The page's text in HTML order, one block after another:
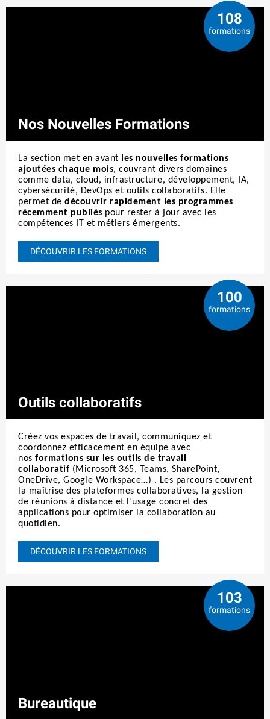
108
formations
Nos Nouvelles Formations
La section met en avant
les nouvelles formations
ajoutées chaque mois, couvrant divers domaines
comme data, cloud, infrastructure, développement, IA,
cybersécurité, DevOps et outils collaboratifs. Elle
permet de découvrir rapidement les programmes
récemment publiés pour rester à jour avec les
compétences IT et métiers émergents.
DÉCOUVRIR LES FORMATIONS
100
formations
Outils collaboratifs
Créez vos espaces de travail, communiquez et
coordonnez efficacement en équipe avec
nos formations sur les outils de travail
collaboratif (Microsoft 365, Teams, SharePoint,
OneDrive, Google Workspace…) . Les parcours couvrent
la maîtrise des plateformes collaboratives, la gestion
de réunions à distance et l’usage concret des
applications pour optimiser la collaboration au
quotidien.
DÉCOUVRIR LES FORMATIONS
103
formations
Bureautique